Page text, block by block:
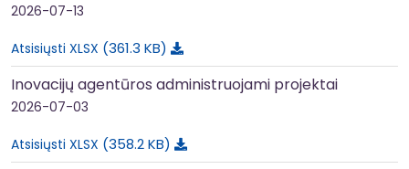
2026-07-13
Atsisiųsti XLSX 361.3 KB
Inovacijų agentūros administruojami projektai
2026-07-03
Atsisiųsti XLSX 358.2 KB